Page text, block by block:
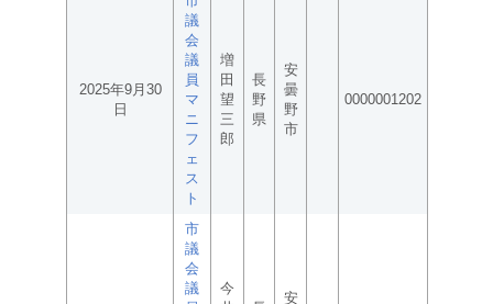
2025年9月30
日
議
会
議
員
マ
ニ
フ
ェ
ス
ト
増
田
望
三
郎
長
野
県
安
曇
野
市
0000001202
市
議
会
議
今
安